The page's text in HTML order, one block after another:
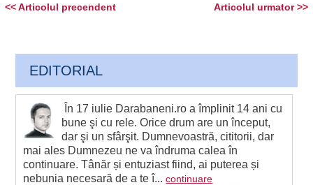
Articolul urmator >>
<< Articolul precendent
EDITORIAL
În 17 iulie Darabaneni.ro a împlinit 14 ani cu
bune şi cu rele. Orice drum are un început,
dar şi un sfârşit. Dumnevoastră, cititorii, dar
mai ales Dumnezeu ne va îndruma calea în
continuare. Tânăr și entuziast fiind, ai puterea și
nebunia necesară de a te î...continuare